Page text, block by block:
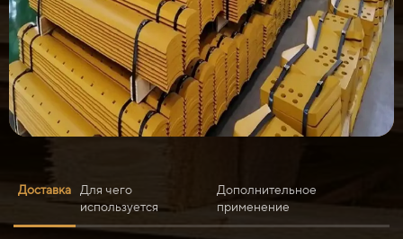
Доставка
Для чего
используется
Дополнительное
применение